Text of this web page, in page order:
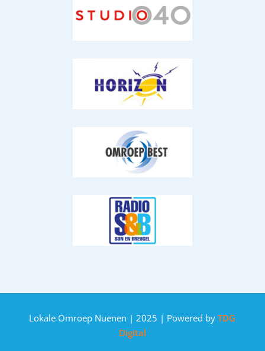
Lokale Omroep Nuenen | 2025 | Powered by TDG
Digital